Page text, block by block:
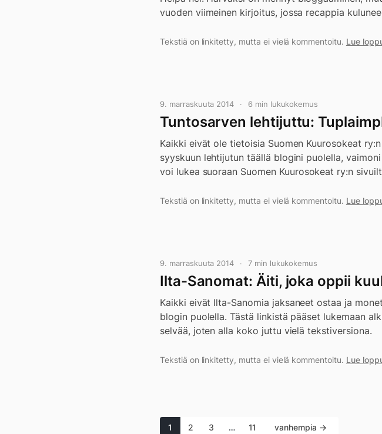
vuoden viimeinen kirjoitus, jossa recappia
Tekstiä on linkitetty, mutta ei vielä kommentoitu. Lue
9. marraskuuta 2014 6 min lukukokemus
Tuntosarven lehtijuttu:
Kaikki eivät ole tietoisia Suomen Kuurosokeat
syyskuun lehtijutun täällä blogini puolella,
voi lukea suoraan Suomen Kuurosokeat ry:n
Tekstiä on linkitetty, mutta ei vielä kommentoitu. Lue
9. marraskuuta 2014 7 min lukukokemus
Ilta-Sanomat: Äiti, joka oppii
Kaikki eivät Ilta-Sanomia jaksaneet ostaa ja
blogin puolella. Tästä linkistä pääset lukemaan
selvää, joten alla koko juttu vielä tekstiversiona.
Tekstiä on linkitetty, mutta ei vielä kommentoitu. Lue
1 2 3 … 11 vanhempia →